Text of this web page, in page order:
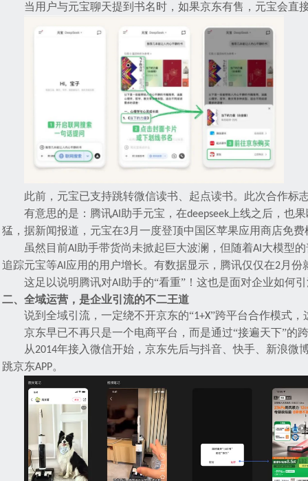
当用户与元宝聊天提到书名时，如果京东有售，元宝会直
此前，元宝已支持跳转微信读书、起点读书。此次合作标
有意思的是： 腾讯AI 助手元宝 ，在deepseek 上线之后，也
猛 ，据新闻报道， 元宝在3月一度登顶中国区苹果应用商店免费
虽然目前AI 助手带货尚未掀起巨大波澜，但随着AI 大模型
追踪元宝等AI 应用的用户增长。 有数据显示，腾讯仅仅在2月份
这足以说明腾讯对AI 助手的“看重”！这也是面对企业如
二、 全域运营 ，是企业引流的不二王道
说到全域引流，一定绕不开京东的“1+X”跨平台合作模式
京东早已不再只是一个电商平台，而是通过“接遍天下”的
从2014年接入微信开始，京东先后与抖音、快手、新浪微
跳京东APP。